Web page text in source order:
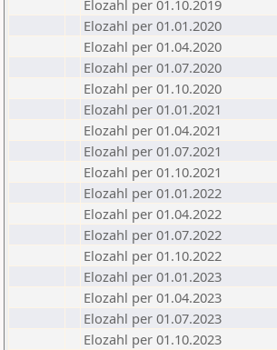
Elozahl per 01.10.2019
Elozahl per 01.01.2020
Elozahl per 01.04.2020
Elozahl per 01.07.2020
Elozahl per 01.10.2020
Elozahl per 01.01.2021
Elozahl per 01.04.2021
Elozahl per 01.07.2021
Elozahl per 01.10.2021
Elozahl per 01.01.2022
Elozahl per 01.04.2022
Elozahl per 01.07.2022
Elozahl per 01.10.2022
Elozahl per 01.01.2023
Elozahl per 01.04.2023
Elozahl per 01.07.2023
Elozahl per 01.10.2023